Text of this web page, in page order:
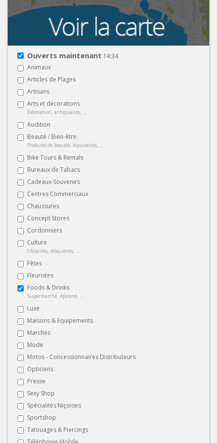
Ouverts maintenant 14:34
Animaux
Articles de Plages
Artisans
Arts et décorations
Décoration, antiquaires, ...
Audition
Beauté / Bien-être
Produits de beauté, bijouteries, ...
Bike Tours & Rentals
Bureaux de Tabacs
Cadeaux-Souvenirs
Centres Commerciaux
Chaussures
Concept Stores
Cordonniers
Culture
Librairies, disquaires, ...
Fêtes
Fleuristes
Foods & Drinks
Supermarché, épicerie, ...
Luxe
Maisons & Equipements
Marchés
Mode
Motos - Concessionnaires Distributeurs
Opticiens
Presse
Sexy Shop
Spécialités Niçoises
Sportshop
Tatouages & Piercings